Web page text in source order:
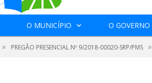
O MUNICÍPIO O GOVERNO
» PREGÃO PRESENCIAL Nº 9/2018-00020-SRP/PMS »